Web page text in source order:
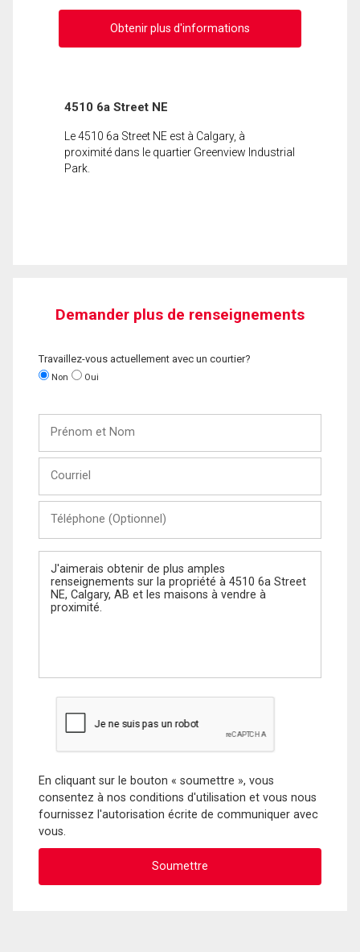
Obtenir plus d'informations
4510 6a Street NE
Le 4510 6a Street NE est à Calgary, à
proximité dans le quartier Greenview Industrial
Park.
Demander plus de renseignements
Travaillez-vous actuellement avec un courtier?
Non Oui
Nom
(Optionnel)
Message
En cliquant sur le bouton « soumettre », vous
consentez à nos conditions d'utilisation et vous nous
fournissez l'autorisation écrite de communiquer avec
vous.